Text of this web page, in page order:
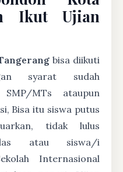
Ikut Ujian
bisa diikuti
syarat sudah
SMP/MTs ataupun
Bisa itu siswa putus
tidak lulus
atau siswa/i
Internasional